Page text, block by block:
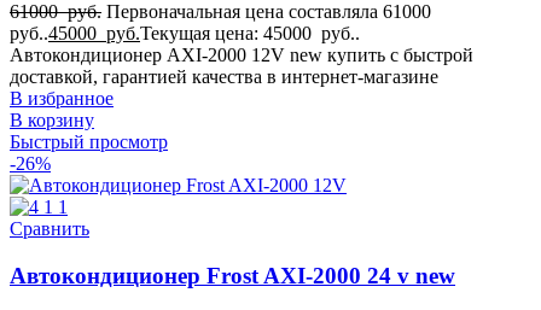
61000руб. Первоначальная цена составляла 61000
руб..45000 руб.Текущая цена: 45000 руб..
Автокондиционер AXI-2000 12V new купить с быстрой
доставкой, гарантией качества в интернет-магазине
В избранное
В корзину
Быстрый просмотр
-26%
Сравнить
Автокондиционер Frost AXI-2000 24 v new